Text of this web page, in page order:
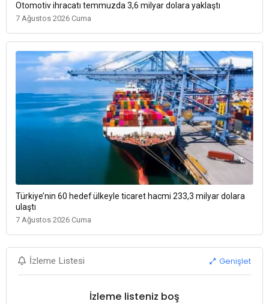
Otomotiv ihracatı temmuzda 3,6 milyar dolara yaklaştı
7 Ağustos 2026 Cuma
Türkiye’nin 60 hedef ülkeyle ticaret hacmi 233,3 milyar dolara
ulaştı
7 Ağustos 2026 Cuma
İzleme Listesi Genişlet
İzleme listeniz boş